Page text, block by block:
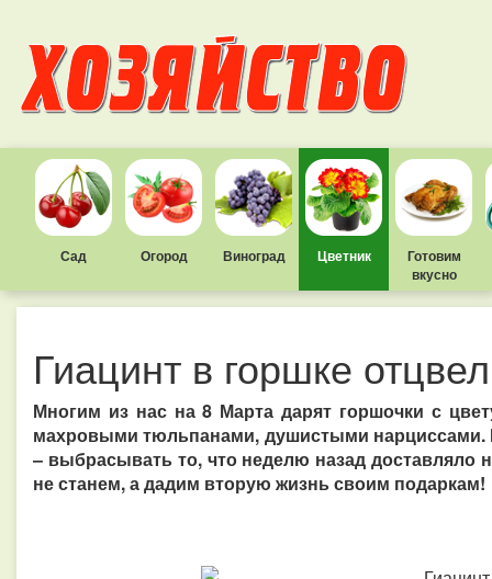
Сад Огород Виноград Цветник
Готовим
вкусно
Гиацинт в горшке
Многим из нас на 8 Марта дарят горшочки с
махровыми тюльпанами, душистыми нарциссами.
– выбрасывать то, что неделю назад доставляло
не станем, а дадим вторую жизнь своим подаркам!